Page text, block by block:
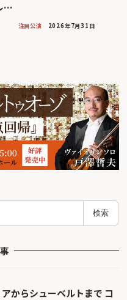
…
注目公演 2026年7月31日
検索
からシューベルトまで コ